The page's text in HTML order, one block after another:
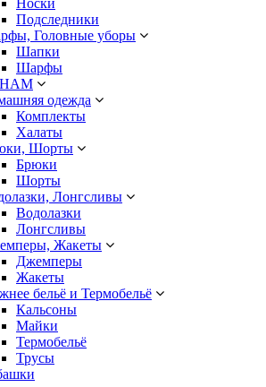
Носки
Подследники
Головные уборы
Шапки
Шарфы
одежда
Комплекты
Халаты
Шорты
Брюки
Шорты
Лонгсливы
Водолазки
Лонгсливы
Жакеты
Джемперы
Жакеты
бельё и Термобельё
Кальсоны
Майки
Термобельё
Трусы